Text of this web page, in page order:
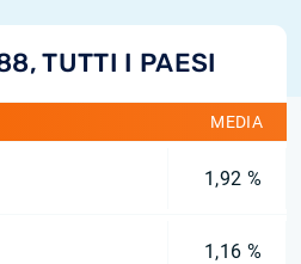
TUTTI I PAESI
MEDIA
1,92 %
1,16 %